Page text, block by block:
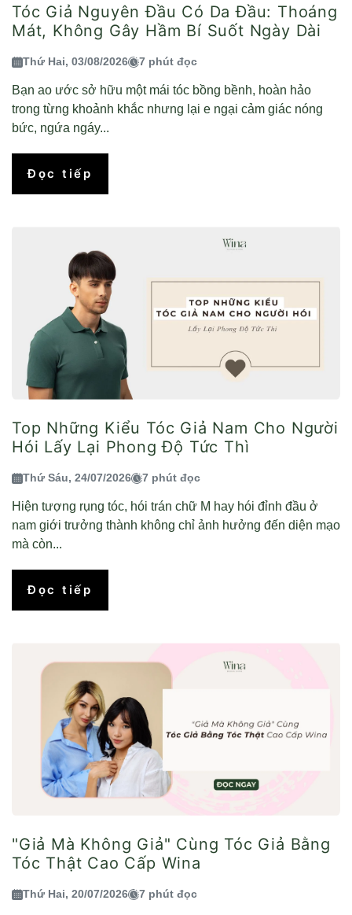
Tóc Giả Nguyên Đầu Có Da Đầu: Thoáng
Mát, Không Gây Hầm Bí Suốt Ngày Dài
Thứ Hai, 03/08/2026 7 phút đọc
Bạn ao ước sở hữu một mái tóc bồng bềnh, hoàn hảo
trong từng khoảnh khắc nhưng lại e ngại cảm giác nóng
bức, ngứa ngáy...
Đọc tiếp
Top Những Kiểu Tóc Giả Nam Cho Người
Hói Lấy Lại Phong Độ Tức Thì
Thứ Sáu, 24/07/2026 7 phút đọc
Hiện tượng rụng tóc, hói trán chữ M hay hói đỉnh đầu ở
nam giới trưởng thành không chỉ ảnh hưởng đến diện mạo
mà còn...
Đọc tiếp
"Giả Mà Không Giả" Cùng Tóc Giả Bằng
Tóc Thật Cao Cấp Wina
Thứ Hai, 20/07/2026 7 phút đọc